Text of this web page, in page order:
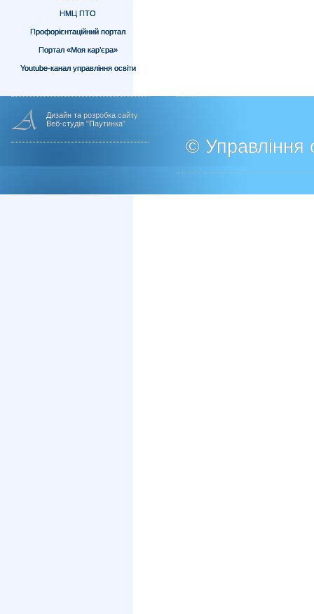
НМЦ ПТО
Профорієнтаційний портал
Портал «Моя кар’єра»
Youtube-канал управління освіти
Дизайн та розробка сайту
Веб-студія "Паутинка"
© Управління